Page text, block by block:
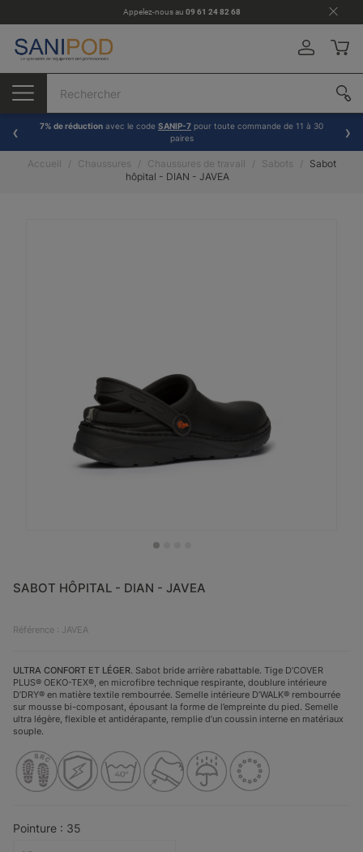
Appelez-nous au 09 61 24 82 68
7% de réduction avec le code SANIP-7 pour toute commande de 11 à 30
paires
Accueil Chaussures Chaussures de travail Sabots
Sabot
hôpital - DIAN - JAVEA
SABOT HÔPITAL - DIAN - JAVEA
Référence : JAVEA
ULTRA CONFORT ET LÉGER . Sabot bride arrière rabattable. Tige D’COVER
PLUS® OEKO-TEX®, en microfibre technique respirante, doublure intérieure
D’DRY® en matière textile rembourrée. Semelle intérieure D’WALK® rembourrée
sur mousse bi-composant, épousant la forme de l’empreinte du pied. Semelle
ultra légère, flexible et antidérapante, remplie d’un coussin interne en matériaux
souple.
Pointure : 35